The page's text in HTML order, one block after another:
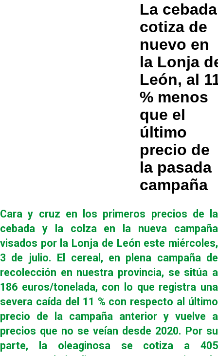
La cebada
cotiza de
nuevo en
la Lonja
León, al
% menos
que el
último
precio de
la pasada
campaña
Cara y cruz en los primeros precios de la
cebada y la colza en la nueva campaña
visados por la Lonja de León este miércoles,
3 de julio. El cereal, en plena campaña de
recolección en nuestra provincia, se sitúa a
186 euros/tonelada, con lo que registra una
severa caída del 11 % con respecto al último
precio de la campaña anterior y vuelve a
precios que no se veían desde 2020. Por su
parte, la oleaginosa se cotiza a 405